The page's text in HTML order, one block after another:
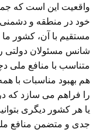
واقعیت این است که
خود در منطقه و دشمنی
مستقیم با آن، کشور
شانس مسئولان دولتی
متناسب با منافع ملی
هم بهبود مناسبات با
یا هر کشور دیگری
جدی و متضمن منافع